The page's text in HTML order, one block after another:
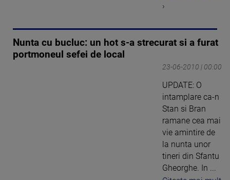
›
Nunta cu bucluc: un hot s-a strecurat si a furat
portmoneul sefei de local
23-06-2010 | 00:00
UPDATE: O
intamplare ca-n
Stan si Bran
ramane cea mai
vie amintire de
la nunta unor
tineri din Sfantu
Gheorghe. In ...